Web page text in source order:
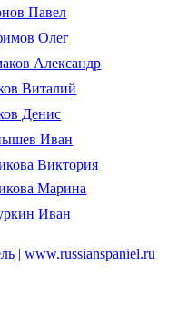
Павел
Олег
Александр
Виталий
Денис
Иван
Виктория
Марина
Иван
| www.russianspaniel.ru